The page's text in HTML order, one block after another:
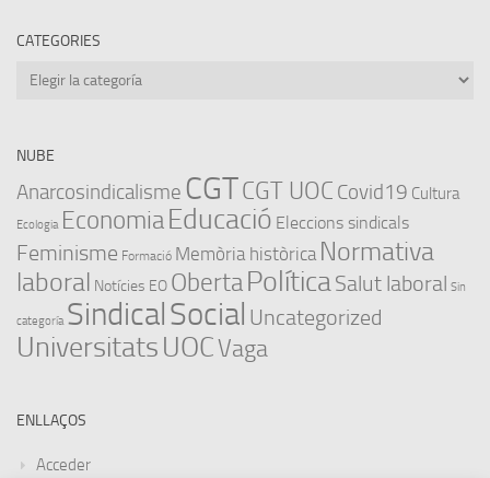
CATEGORIES
Categories
NUBE
Anarcosindicalisme CGTCGT UOC Covid19 Cultura
Ecologia EconomiaEducació Eleccions sindicals
Feminisme Formació Memòria històrica Normativa
laboral Notícies EO ObertaPolíticaSalut laboral Sin
categoría SindicalSocial Uncategorized
UniversitatsUOCVaga
ENLLAÇOS
Acceder